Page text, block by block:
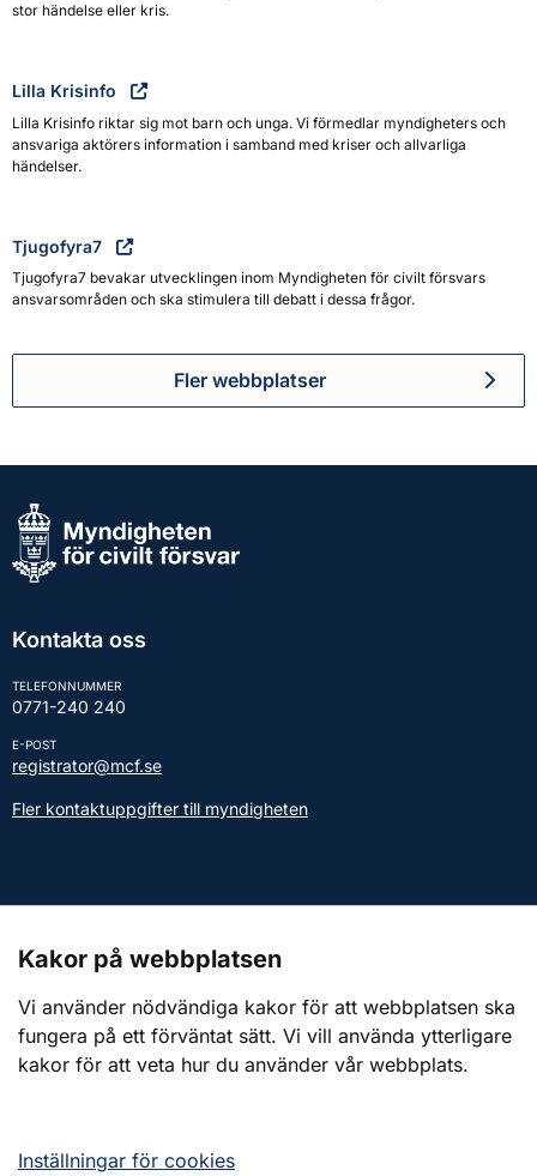
stor händelse eller kris.
Lilla Krisinfo
Lilla Krisinfo riktar sig mot barn och unga. Vi förmedlar myndigheters och
ansvariga aktörers information i samband med kriser och allvarliga
händelser.
Tjugofyra7
Tjugofyra7 bevakar utvecklingen inom Myndigheten för civilt försvars
ansvarsområden och ska stimulera till debatt i dessa frågor.
Fler webbplatser
Kontakta oss
TELEFONNUMMER
0771-240 240
E-POST
registrator@mcf.se
Fler kontaktuppgifter till myndigheten
Webbplatsen
Om webbplatsen
Kakor på webbplatsen
Vi använder nödvändiga kakor för att webbplatsen ska
fungera på ett förväntat sätt. Vi vill använda ytterligare
kakor för att veta hur du använder vår webbplats.
Inställningar för cookies